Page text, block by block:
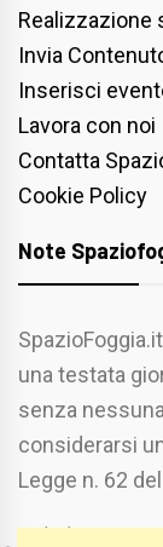
Realizzazione
Invia
Inserisci
Lavora con noi
Contatta
Cookie Policy
Note
una testata
senza
considerarsi
Legge n. 62
Chi Siamo